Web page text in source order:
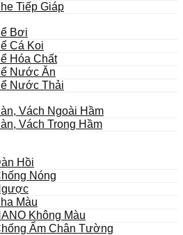
Tiếp Giáp
Bơi
Cá Koi
Hóa Chất
Nước Ăn
Nước Thải
Vách Ngoài Hầm
Vách Trong Hầm
Hồi
Nóng
Màu
Không Màu
Ẩm Chân Tường